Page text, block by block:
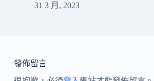
31 3 月, 2023
發佈留言